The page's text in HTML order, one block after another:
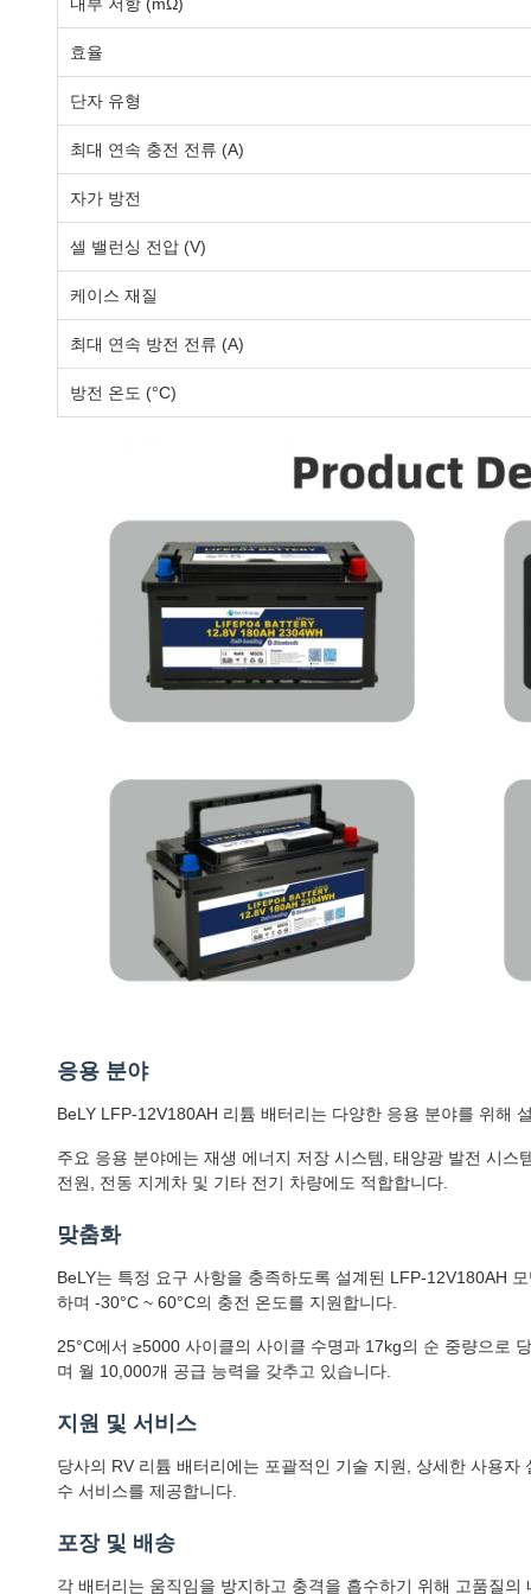
효율
단자 유형
최대 연속 충전 전류 (A)
자가 방전
셀 밸런싱 전압 (V)
케이스 재질
최대 연속 방전 전류 (A)
방전 온도 (°C)
응용 분야
BeLY LFP-12V180AH 리튬 배터리는 다양한 응용 분야를 위해
주요 응용 분야에는 재생 에너지 저장 시스템, 태양광 발전 시
전원, 전동 지게차 및 기타 전기 차량에도 적합합니다.
맞춤화
BeLY는 특정 요구 사항을 충족하도록 설계된 LFP-12V180AH
하며 -30°C ~ 60°C의 충전 온도를 지원합니다.
25°C에서 ≥5000 사이클의 사이클 수명과 17kg의 순 중량으로
며 월 10,000개 공급 능력을 갖추고 있습니다.
지원 및 서비스
당사의 RV 리튬 배터리에는 포괄적인 기술 지원, 상세한 사용
수 서비스를 제공합니다.
포장 및 배송
각 배터리는 움직임을 방지하고 충격을 흡수하기 위해 고품질